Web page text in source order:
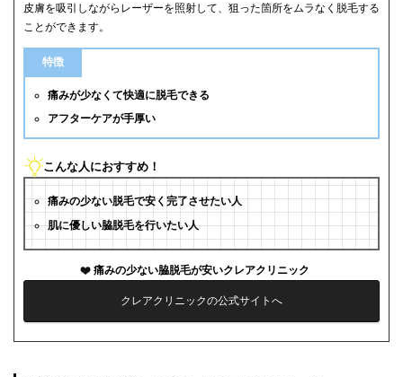
皮膚を吸引しながらレーザーを照射して、狙った箇所をムラなく脱毛する
ことができます。
特徴
痛みが少なくて快適に脱毛できる
アフターケアが手厚い
こんな人におすすめ！
痛みの少ない脱毛で安く完了させたい人
肌に優しい脇脱毛を行いたい人
痛みの少ない脇脱毛が安いクレアクリニック
クレアクリニックの公式サイトへ